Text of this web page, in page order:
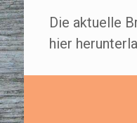
Die aktuelle
hier